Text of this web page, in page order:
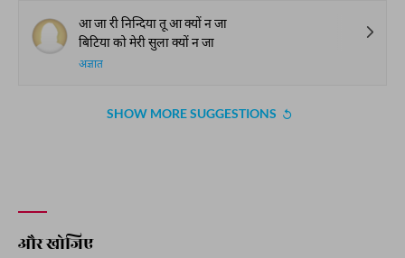
आ जा री निन्दिया तू आ क्यों न जा
बिटिया को मेरी सुला क्यों न जा
अज्ञात
SHOW MORE SUGGESTIONS
और खोजिए